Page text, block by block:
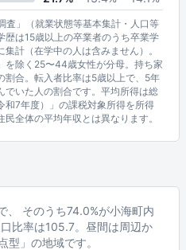
査」（就業状態等基本集計・人口等
歴は15歳以上の卒業者のうち卒業学
計（在学中の人は含みません）。
を除く25〜44歳女性が分母。持ち家
割合。転入者比率は5歳以上で、5年
でいた人の割合です。平均所得は総
和7年度）」の課税対象所得を所得
全体の平均年収とは異なります。
、 そのうち74.0%が小海町内
比率は105.7。昼間は周辺か
型」の地域です。